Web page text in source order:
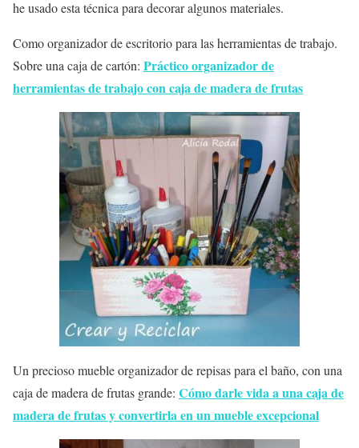
he usado esta técnica para decorar algunos materiales.
Como organizador de escritorio para las herramientas de trabajo.
Sobre una caja de cartón: Práctico organizador de
herramientas de trabajo con caja de madera de frutas
Un precioso mueble organizador de repisas para el baño, con una
caja de madera de frutas grande: Cómo darle vida a una caja de
madera de frutas y convertirla en un mueble excepcional